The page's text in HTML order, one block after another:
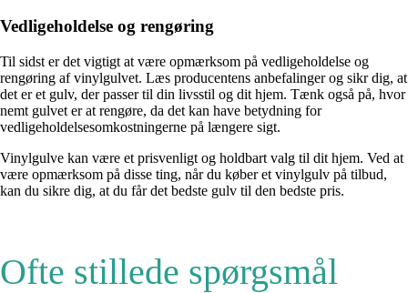
Vedligeholdelse og rengøring
Til sidst er det vigtigt at være opmærksom på vedligeholdelse og
rengøring af vinylgulvet. Læs producentens anbefalinger og sikr dig, at
det er et gulv, der passer til din livsstil og dit hjem. Tænk også på, hvor
nemt gulvet er at rengøre, da det kan have betydning for
vedligeholdelsesomkostningerne på længere sigt.
Vinylgulve kan være et prisvenligt og holdbart valg til dit hjem. Ved at
være opmærksom på disse ting, når du køber et vinylgulv på tilbud,
kan du sikre dig, at du får det bedste gulv til den bedste pris.
Ofte stillede spørgsmål